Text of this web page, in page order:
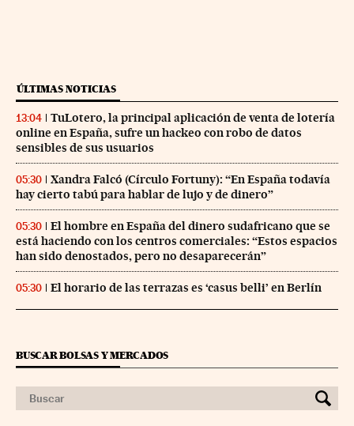
ÚLTIMAS NOTICIAS
13:04
TuLotero, la principal aplicación de venta de lotería
online en España, sufre un hackeo con robo de datos
sensibles de sus usuarios
05:30
Xandra Falcó (Círculo Fortuny): “En España todavía
hay cierto tabú para hablar de lujo y de dinero”
05:30
El hombre en España del dinero sudafricano que se
está haciendo con los centros comerciales: “Estos espacios
han sido denostados, pero no desaparecerán”
05:30 El horario de las terrazas es ‘casus belli’ en Berlín
BUSCAR BOLSAS Y MERCADOS